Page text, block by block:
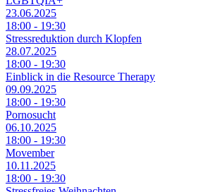
23.06.2025
18:00 - 19:30
Stressreduktion durch Klopfen
28.07.2025
18:00 - 19:30
Einblick in die Resource Therapy
09.09.2025
18:00 - 19:30
Pornosucht
06.10.2025
18:00 - 19:30
Movember
10.11.2025
18:00 - 19:30